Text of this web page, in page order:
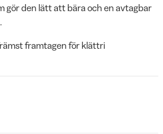
gör den lätt att bära och en avtagbar
framtagen för klättri